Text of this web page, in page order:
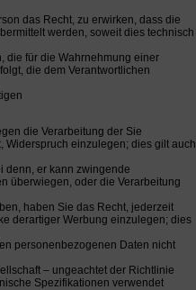
das Recht, zu erwirken, dass die
werden, soweit dies technisch
die für die Wahrnehmung einer
die dem Verantwortlichen
die Verarbeitung der Sie
Widerspruch einzulegen; dies gilt auch
denn, er kann zwingende
überwiegen, oder die Verarbeitung
haben Sie das Recht, jederzeit
derartiger Werbung einzulegen; dies
personenbezogenen Daten nicht
– ungeachtet der Richtlinie
Spezifikationen verwendet